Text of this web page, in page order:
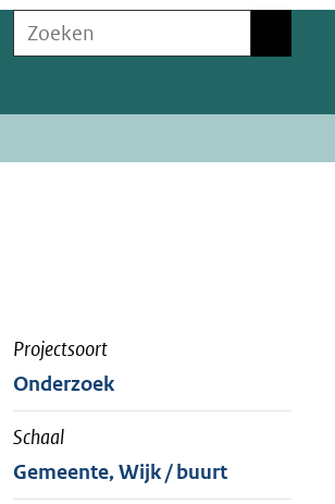
Zoeken
Projectsoort
Onderzoek
Schaal
Gemeente, Wijk / buurt